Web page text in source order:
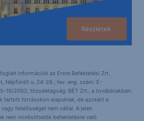
Részletek
információk az Erste Befektetési Zrt.
Népfürdő u. 24-26.; tev. eng. szám: E-
19/2002; tőzsdetagság: BÉT Zrt.; a továbbiakban:
tartott forrásokon alapulnak, de azokért a
felelősséget nem vállal. A jelen
nem minősíthetők befektetésre való